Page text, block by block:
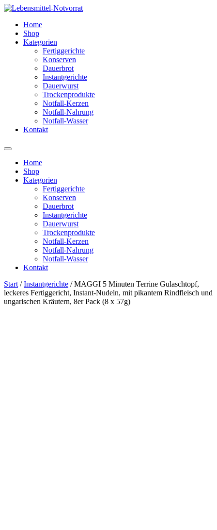
Zum
springenHome
Shop
Kategorien
Fertiggerichte
Konserven
Dauerbrot
Instantgerichte
Dauerwurst
Trockenprodukte
Notfall-Kerzen
Notfall-Nahrung
Notfall-Wasser
Kontakt
Home
Shop
Kategorien
Fertiggerichte
Konserven
Dauerbrot
Instantgerichte
Dauerwurst
Trockenprodukte
Notfall-Kerzen
Notfall-Nahrung
Notfall-Wasser
Kontakt
Start /Instantgerichte / MAGGI 5 Minuten Terrine Gulaschtopf,
leckeres Fertiggericht, Instant-Nudeln, mit pikantem Rindfleisch und
ungarischen Kräutern, 8er Pack (8 x 57g)